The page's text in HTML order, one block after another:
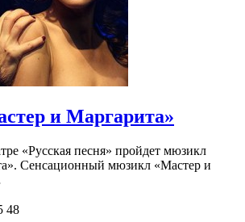
и Маргарита»
«Русская песня» пройдет мюзикл
Сенсационный мюзикл «Мастер и
48